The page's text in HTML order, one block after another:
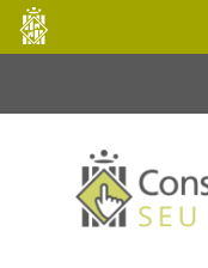
Salta al contingut principal
Consell
de
Mallorca